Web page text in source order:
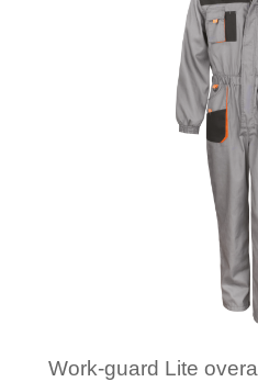
Work-guard Lite overall